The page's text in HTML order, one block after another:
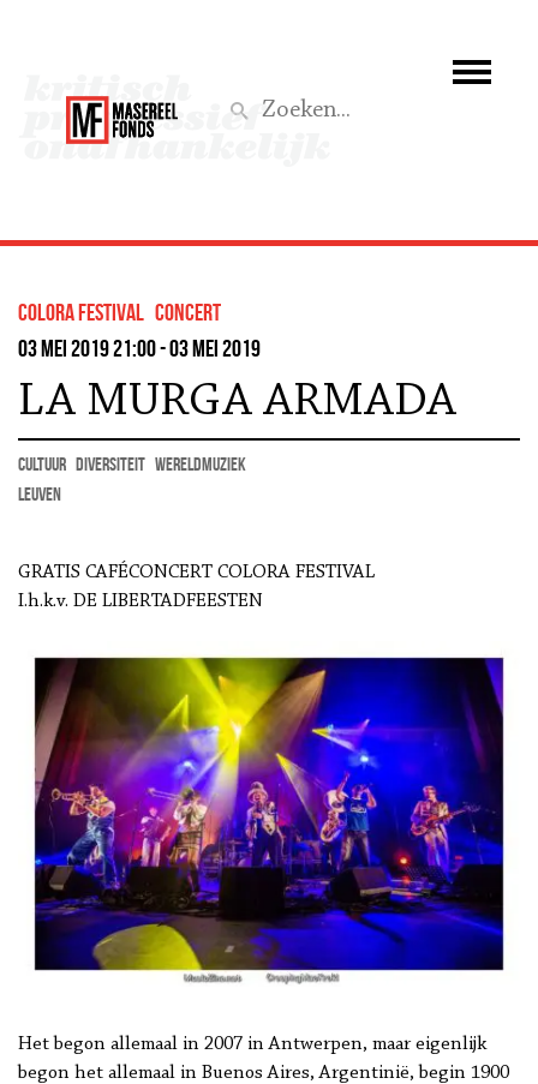
Wat we doen
Steun ons
Aktief
colora festival concert
03 mei 2019 21:00 - 03 mei 2019
LA MURGA ARMADA
cultuur diversiteit wereldmuziek
Leuven
GRATIS CAFÉCONCERT COLORA FESTIVAL
I.h.k.v. DE LIBERTADFEESTEN
Het begon allemaal in 2007 in Antwerpen, maar eigenlijk
begon het allemaal in Buenos Aires, Argentinië, begin 1900